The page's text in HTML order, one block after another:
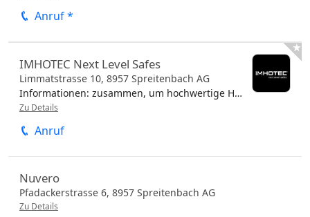
Anruf *

IMHOTEC Next Level Safes
Limmatstrasse 10, 8957 Spreitenbach AG
Informationen: zusammen, um hochwertige Hardware- und
Zu Details
Anruf
Nuvero
Pfadackerstrasse 6, 8957 Spreitenbach AG
Zu Details